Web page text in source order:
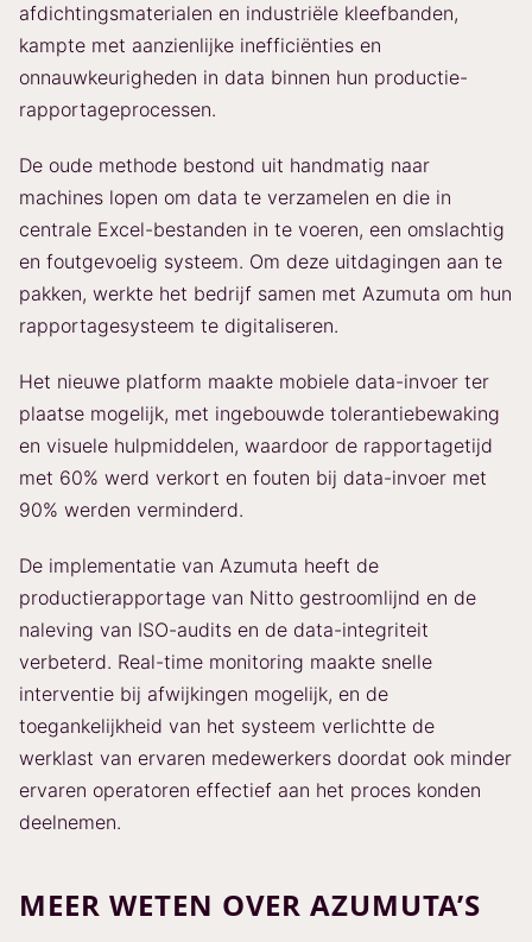
afdichtingsmaterialen en industriële kleefbanden,
kampte met aanzienlijke inefficiënties en
onnauwkeurigheden in data binnen hun productie-
rapportageprocessen.
De oude methode bestond uit handmatig naar
machines lopen om data te verzamelen en die in
centrale Excel-bestanden in te voeren, een omslachtig
en foutgevoelig systeem. Om deze uitdagingen aan te
pakken, werkte het bedrijf samen met Azumuta om hun
rapportagesysteem te digitaliseren.
Het nieuwe platform maakte mobiele data-invoer ter
plaatse mogelijk, met ingebouwde tolerantiebewaking
en visuele hulpmiddelen, waardoor de rapportagetijd
met 60% werd verkort en fouten bij data-invoer met
90% werden verminderd.
De implementatie van Azumuta heeft de
productierapportage van Nitto gestroomlijnd en de
naleving van ISO-audits en de data-integriteit
verbeterd. Real-time monitoring maakte snelle
interventie bij afwijkingen mogelijk, en de
toegankelijkheid van het systeem verlichtte de
werklast van ervaren medewerkers doordat ook minder
ervaren operatoren effectief aan het proces konden
deelnemen.
MEER WETEN OVER AZUMUTA’S